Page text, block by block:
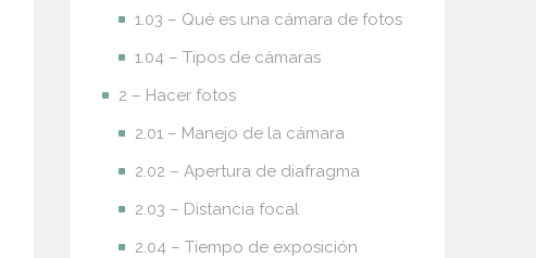
1.03 – Qué es una cámara de fotos
1.04 – Tipos de cámaras
2 – Hacer fotos
2.01 – Manejo de la cámara
2.02 – Apertura de diafragma
2.03 – Distancia focal
2.04 – Tiempo de exposición